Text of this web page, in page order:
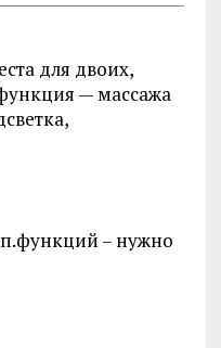
для двоих,
— массажа
– нужно